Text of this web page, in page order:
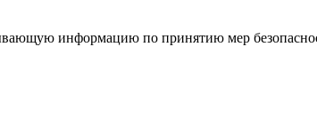
информацию по принятию мер